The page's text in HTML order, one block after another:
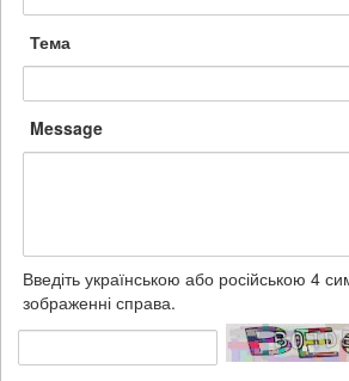
Тема
Message
Введіть українською або російською 4
зображенні справа.